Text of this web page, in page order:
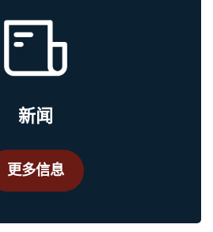
新闻
更多信息